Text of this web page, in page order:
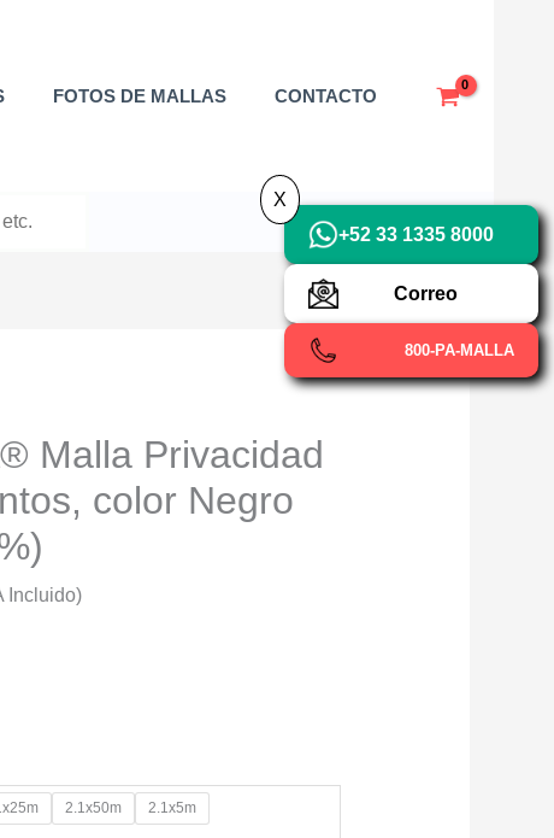
FOTOS DE MALLAS CONTACTO
Malla Privacidad
color Negro
Incluido)
2.1x50m 2.1x5m
+52 33 1335 8000
Correo
800-PA-MALLA
X